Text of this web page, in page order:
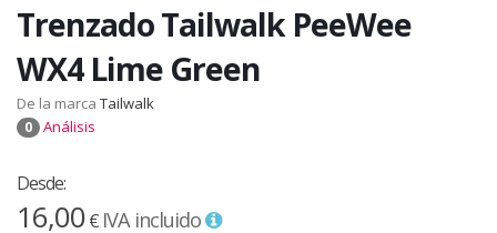
Trenzado Tailwalk PeeWee
WX4 Lime Green
De la marca Tailwalk
0 Análisis
Desde:
16,00€ IVA incluido